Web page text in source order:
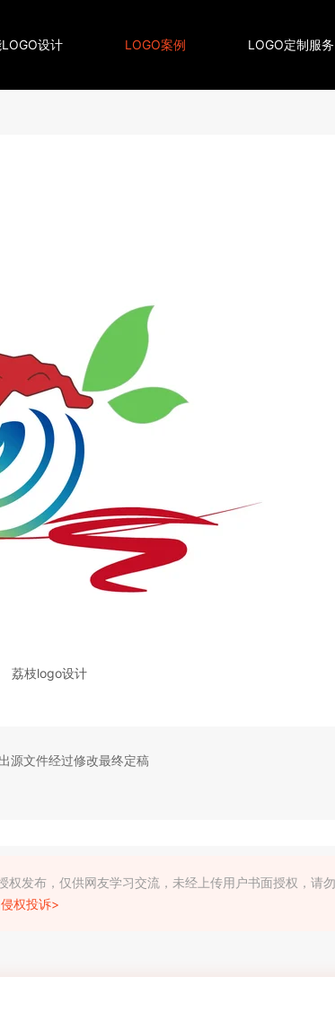
设计 LOGO案例 LOGO定制服务
荔枝logo设计
源文件经过修改最终定稿
发布，仅供网友学习交流，未经上传用户书面授权，请
侵权投诉>